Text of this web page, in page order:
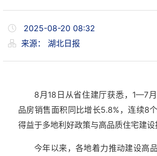
2025-08-20 08:32
来源： 湖北日报
8月18日从省住建厅获悉，1—7
品房销售面积同比增长5.8%，连续8
得益于多地利好政策与高品质住宅建设
今年以来，各地着力推动建设高